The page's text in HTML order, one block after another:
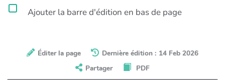
Ajouter la barre d'édition en bas de page
Éditer la page
Dernière édition : 14 Feb 2026
Partager
PDF